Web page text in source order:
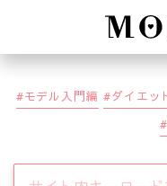
モデル入門編 ダイエッ